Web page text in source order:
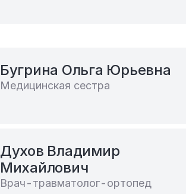
Бугрина Ольга Юрьевна
Медицинская сестра
Духов Владимир
Михайлович
Врач-травматолог-ортопед